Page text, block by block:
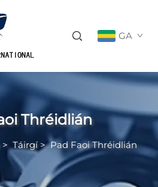
GA
Thréidlián
>Táirgí>Pad Faoi Thréidlián